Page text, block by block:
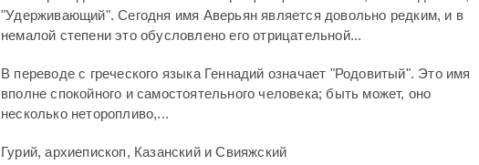
"Удерживающий". Сегодня имя Аверьян является довольно редким, и в
немалой степени это обусловлено его отрицательной...
В переводе с греческого языка Геннадий означает "Родовитый". Это имя
вполне спокойного и самостоятельного человека; быть может, оно
несколько неторопливо,...
Гурий, архиепископ, Казанский и Свияжский